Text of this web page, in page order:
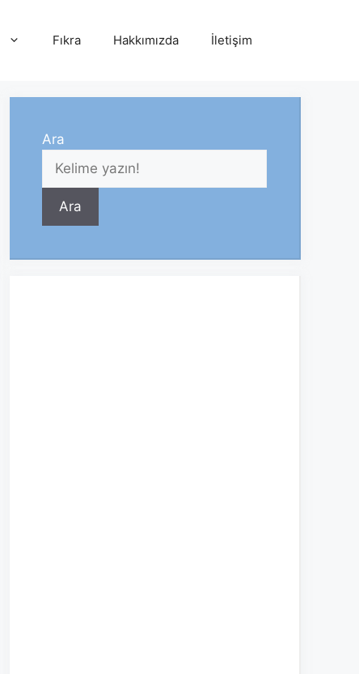
Fıkra Hakkımızda İletişim
Ara
Ara